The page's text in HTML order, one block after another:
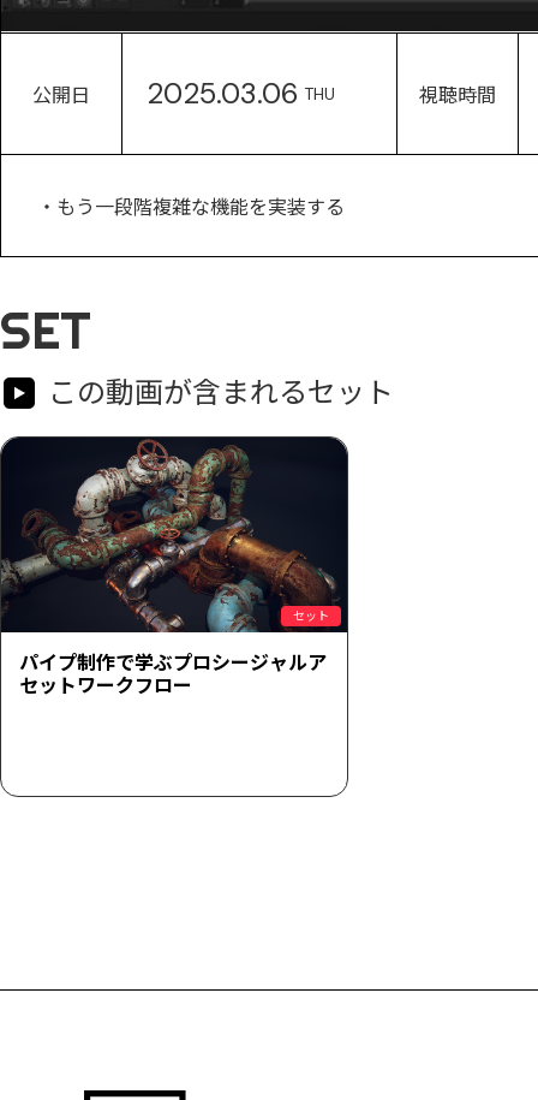
公開日 2025.03.06 THU 視聴時間
・もう一段階複雑な機能を実装する
SET
この動画が含まれるセット
セット
パイプ制作で学ぶプロシージャルア
セットワークフロー